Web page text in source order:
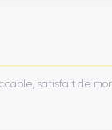
satisfait de